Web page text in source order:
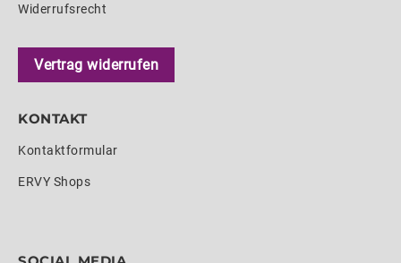
Widerrufsrecht
Vertrag widerrufen
KONTAKT
Kontaktformular
ERVY Shops